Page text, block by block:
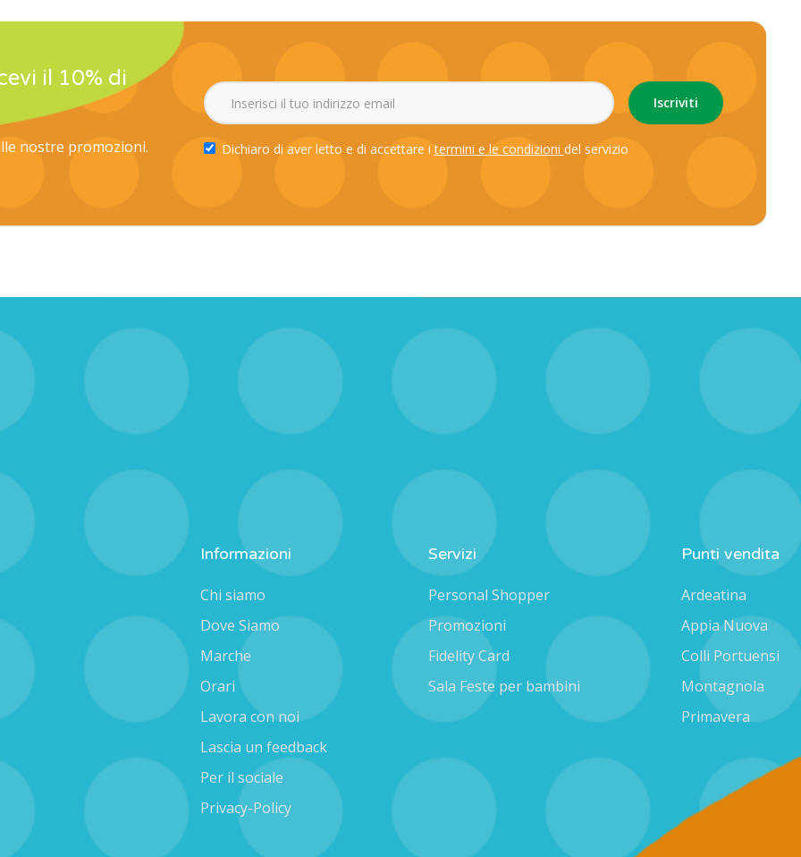
il 10% di
nostre promozioni. Dichiaro di aver letto e di accettare itermini e le condizioni del servizio
Informazioni
Chi siamo
Dove Siamo
Marche
Orari
Lavora con noi
Lascia un feedback
Per il sociale
Privacy-Policy
Servizi
Personal Shopper
Promozioni
Fidelity Card
Sala Feste per bambini
Punti vendita
Ardeatina
Appia Nuova
Colli Portuensi
Montagnola
Primavera